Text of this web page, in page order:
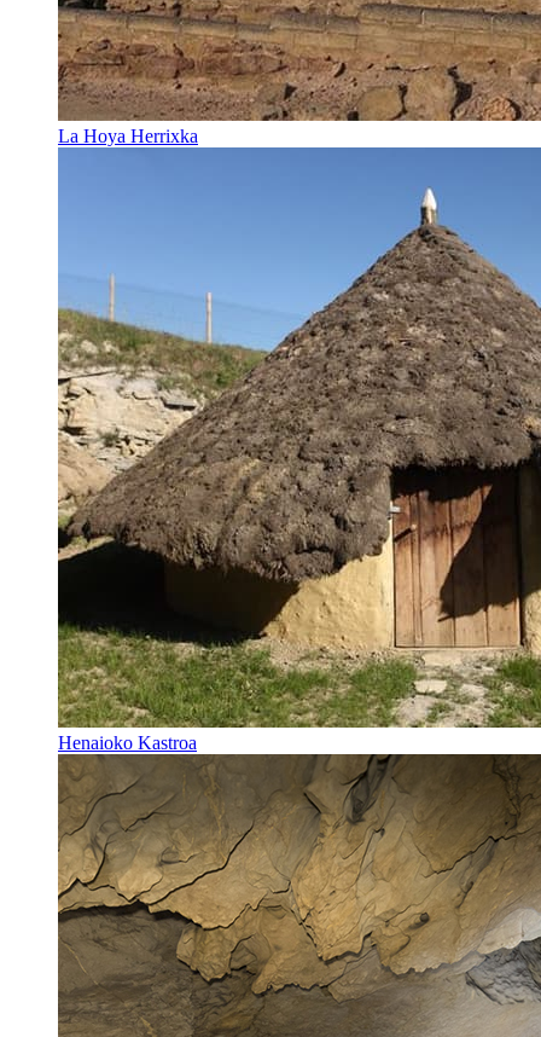
La Hoya Herrixka
Henaioko Kastroa